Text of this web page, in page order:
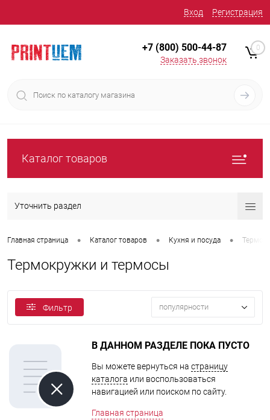
Вход Регистрация
+7 (800) 500-44-87
Заказать звонок
0
Каталог товаров
Уточнить раздел
Главная страница • Каталог товаров • Кухня и посуда •
Термокружки и термосы
Фильтр популярности
В ДАННОМ РАЗДЕЛЕ ПОКА ПУСТО
Вы можете вернуться на страницу
каталога или воспользоваться
навигацией или поиском по сайту.
Главная страница